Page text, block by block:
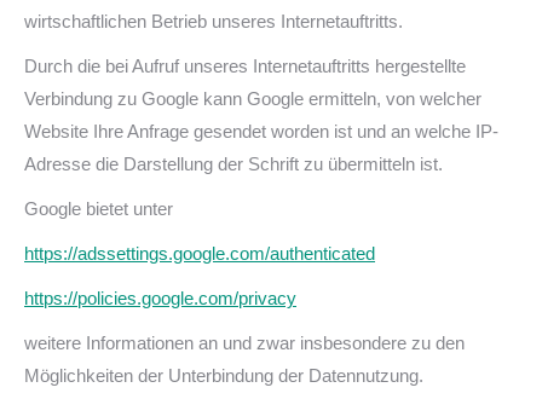
wirtschaftlichen Betrieb unseres Internetauftritts.
Durch die bei Aufruf unseres Internetauftritts hergestellte
Verbindung zu Google kann Google ermitteln, von welcher
Website Ihre Anfrage gesendet worden ist und an welche IP-
Adresse die Darstellung der Schrift zu übermitteln ist.
Google bietet unter
https://adssettings.google.com/authenticated
https://policies.google.com/privacy
weitere Informationen an und zwar insbesondere zu den
Möglichkeiten der Unterbindung der Datennutzung.